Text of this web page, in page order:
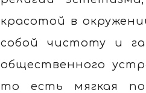
красотой в
собой чистоту и
общественного
то есть мягкая